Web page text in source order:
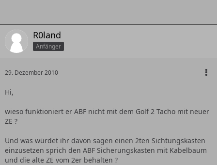
R0land
Anfänger
29. Dezember 2010
Hi,
wieso funktioniert er ABF nicht mit dem Golf 2 Tacho mit neuer
ZE ?
Und was würdet ihr davon sagen einen 2ten Sichtungskasten
einzusetzen sprich den ABF Sicherungskasten mit Kabelbaum
und die alte ZE vom 2er behalten ?